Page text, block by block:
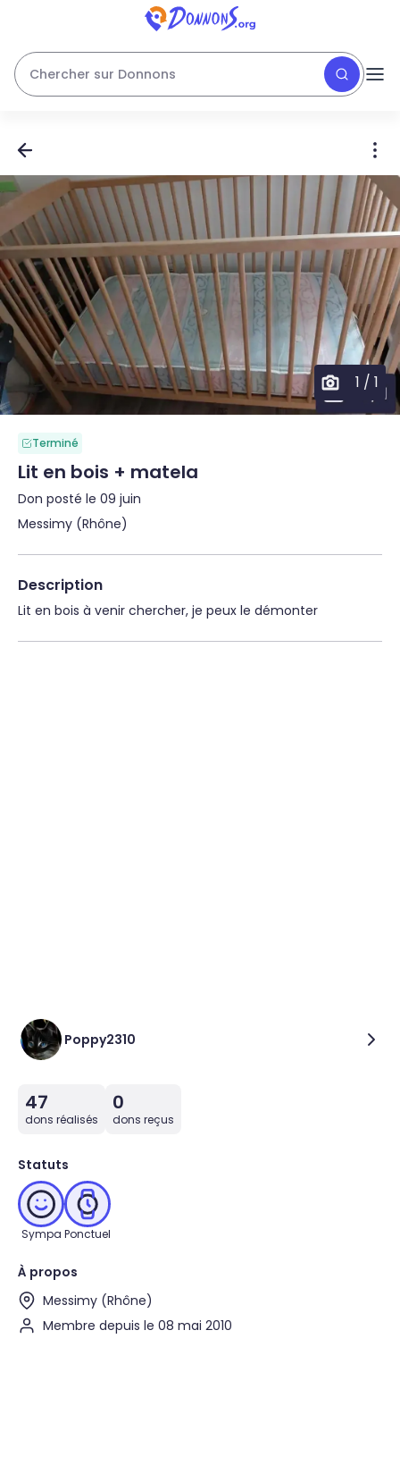
Chercher sur Donnons
1 / 1
Terminé
Lit en bois + matela
Don posté le 09 juin
Messimy (Rhône)
Description
Lit en bois à venir chercher, je peux le démonter
Poppy2310
47
dons réalisés
0
dons reçus
Statuts
Sympa Ponctuel
À propos
Messimy (Rhône)
Membre depuis le 08 mai 2010